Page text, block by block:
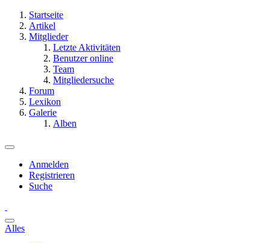
Startseite
Artikel
Mitglieder
Letzte Aktivitäten
Benutzer online
Team
Mitgliedersuche
Forum
Lexikon
Galerie
Alben
Anmelden
Registrieren
Suche
Alles